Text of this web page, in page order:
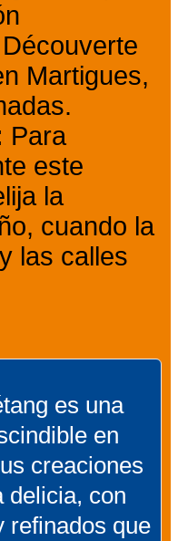
Martigues,
Para
este
la
cuando la
las calles
es una
en
creaciones
delicia, con
refinados que